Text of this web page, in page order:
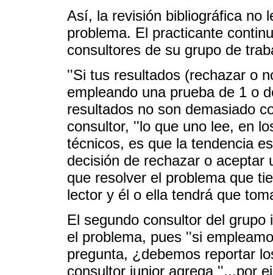
Así, la revisión bibliográfica no
problema. El practicante
consultores de su grupo de
''Si tus resultados (rechazar o
empleando una prueba de 1 o
resultados no son demasiado
consultor, ''lo que uno lee, en
técnicos, es que la tendencia
decisión de rechazar o aceptar
que resolver el problema que
lector y él o ella tendrá que
El segundo consultor del
el problema, pues ''si
pregunta, ¿debemos reportar
consultor junior agrega ''...por